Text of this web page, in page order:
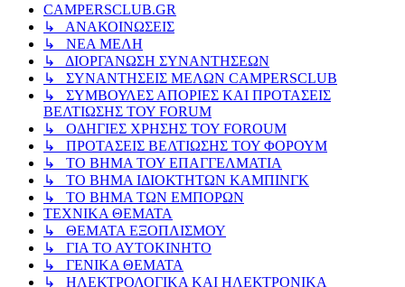
CAMPERSCLUB.GR
↳ ΑΝΑΚΟΙΝΩΣΕΙΣ
↳ ΝΕΑ ΜΕΛΗ
↳ ΔΙΟΡΓΑΝΩΣΗ ΣΥΝΑΝΤΗΣΕΩΝ
↳ ΣΥΝΑΝΤΗΣΕΙΣ ΜΕΛΩΝ CAMPERSCLUB
↳ ΣΥΜΒΟΥΛΕΣ ΑΠΟΡΙΕΣ ΚΑΙ ΠΡΟΤΑΣΕΙΣ
ΒΕΛΤΙΩΣΗΣ ΤΟΥ FORUM
↳ ΟΔΗΓΙΕΣ ΧΡΗΣΗΣ ΤΟΥ FOROUM
↳ ΠΡΟΤΑΣΕΙΣ ΒΕΛΤΙΩΣΗΣ ΤΟΥ ΦΟΡΟΥΜ
↳ ΤΟ ΒΗΜΑ ΤΟΥ ΕΠΑΓΓΕΛΜΑΤΙΑ
↳ ΤΟ ΒΗΜΑ ΙΔΙΟΚΤΗΤΩΝ ΚΑΜΠΙΝΓΚ
↳ ΤΟ ΒΗΜΑ ΤΩΝ ΕΜΠΟΡΩΝ
ΤΕΧΝΙΚΑ ΘΕΜΑΤΑ
↳ ΘΕΜΑΤΑ ΕΞΟΠΛΙΣΜΟΥ
↳ ΓΙΑ ΤΟ ΑΥΤΟΚΙΝΗΤΟ
↳ ΓΕΝΙΚΑ ΘΕΜΑΤΑ
↳ ΗΛΕΚΤΡΟΛΟΓΙΚΑ ΚΑΙ ΗΛΕΚΤΡΟΝΙΚΑ